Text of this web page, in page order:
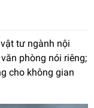
tư ngành nội
phòng nói riêng;
cho không gian